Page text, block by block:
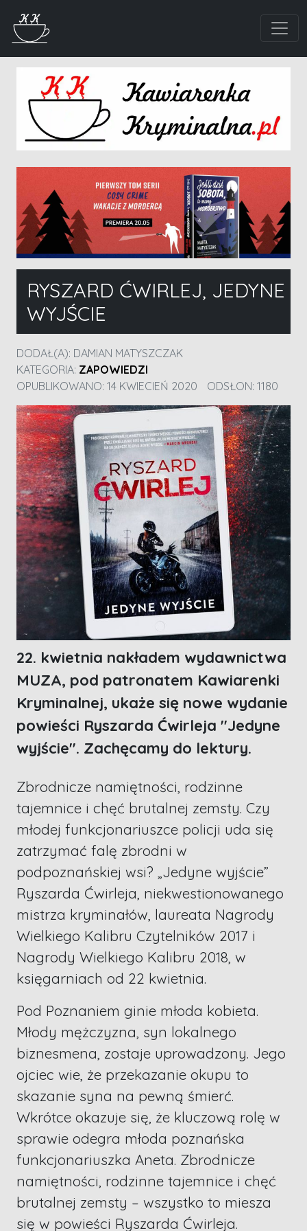
RYSZARD ĆWIRLEJ, JEDYNE
WYJŚCIE
DODAŁ(A): DAMIAN MATYSZCZAK
KATEGORIA: ZAPOWIEDZI
OPUBLIKOWANO: 14 KWIECIEŃ 2020
ODSŁON: 1180
22. kwietnia nakładem wydawnictwa
MUZA, pod patronatem Kawiarenki
Kryminalnej, ukaże się nowe wydanie
powieści Ryszarda Ćwirleja "Jedyne
wyjście". Zachęcamy do lektury.
Zbrodnicze namiętności, rodzinne
tajemnice i chęć brutalnej zemsty. Czy
młodej funkcjonariuszce policji uda się
zatrzymać falę zbrodni w
podpoznańskiej wsi? „Jedyne wyjście”
Ryszarda Ćwirleja, niekwestionowanego
mistrza kryminałów, laureata Nagrody
Wielkiego Kalibru Czytelników 2017 i
Nagrody Wielkiego Kalibru 2018, w
księgarniach od 22 kwietnia.
Pod Poznaniem ginie młoda kobieta.
Młody mężczyzna, syn lokalnego
biznesmena, zostaje uprowadzony. Jego
ojciec wie, że przekazanie okupu to
skazanie syna na pewną śmierć.
Wkrótce okazuje się, że kluczową rolę w
sprawie odegra młoda poznańska
funkcjonariuszka Aneta. Zbrodnicze
namiętności, rodzinne tajemnice i chęć
brutalnej zemsty – wszystko to miesza
się w powieści Ryszarda Ćwirleja.